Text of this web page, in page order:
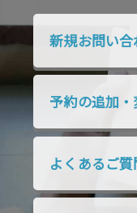
2019年4月
2018年7月
2018年4月
新規お問い合
予約の追加・
よくあるご質